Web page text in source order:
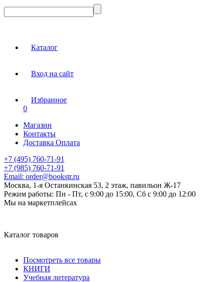
Каталог
Вход на сайт
Избранное
0
Магазин
Контакты
Доставка Оплата
+7 (495) 760-71-91
+7 (985) 760-71-91
Email: order@bookstr.ru
Москва, 1-я Останкинская 53, 2 этаж, павильон Ж-17
Режим работы: Пн - Пт, с 9:00 до 15:00, Сб с 9:00 до 12:00
Мы на маркетплейсах
Каталог товаров
Посмотреть все товары
КНИГИ
Учебная литература